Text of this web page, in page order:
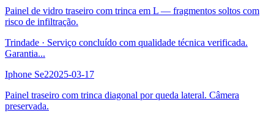
Painel de vidro traseiro com trinca em L — fragmentos soltos com
risco de infiltração.
Trindade · Serviço concluído com qualidade técnica verificada.
Garantia...
Iphone Se22025-03-17
Painel traseiro com trinca diagonal por queda lateral. Câmera
preservada.